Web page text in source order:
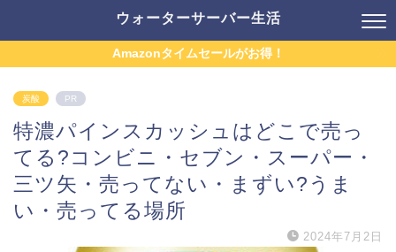
ウォーターサーバー生活
Amazonタイムセールがお得！
炭酸 PR
特濃パインスカッシュはどこで売っ
てる?コンビニ・セブン・スーパー・
三ツ矢・売ってない・まずい?うま
い・売ってる場所
2024年7月2日